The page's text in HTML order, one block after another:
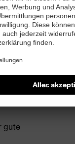
beiträgt wie die
und
gute